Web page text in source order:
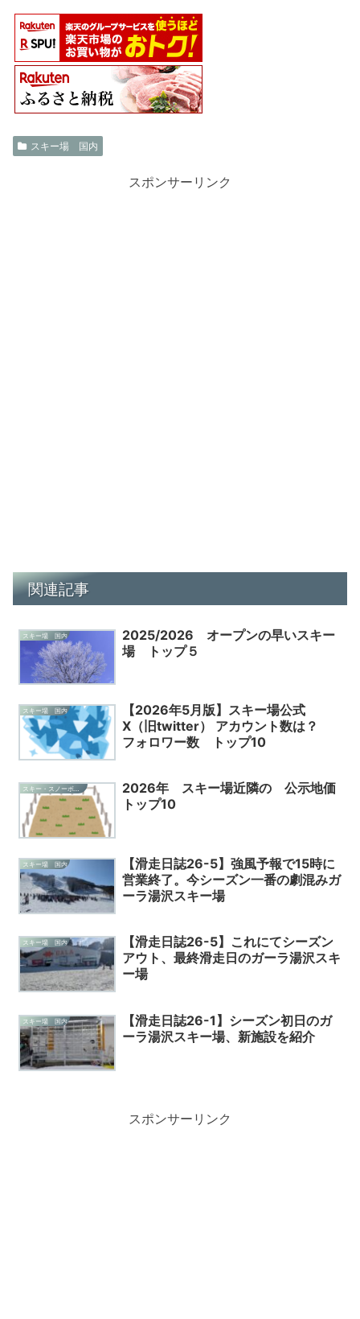
スキー場 国内
スポンサーリンク
関連記事
スキー場 国内
2025/2026 オープンの早いスキー
場 トップ５
スキー場 国内
【2026年5月版】スキー場公式
X（旧twitter） アカウント数は？
フォロワー数 トップ10
スキー・スノーボード・雑記
2026年 スキー場近隣の 公示地価
トップ10
スキー場 国内
【滑走日誌26-5】強風予報で15時に
営業終了。今シーズン一番の劇混みガ
ーラ湯沢スキー場
スキー場 国内
【滑走日誌26-5】これにてシーズン
アウト、最終滑走日のガーラ湯沢スキ
ー場
スキー場 国内
【滑走日誌26-1】シーズン初日のガ
ーラ湯沢スキー場、新施設を紹介
スポンサーリンク